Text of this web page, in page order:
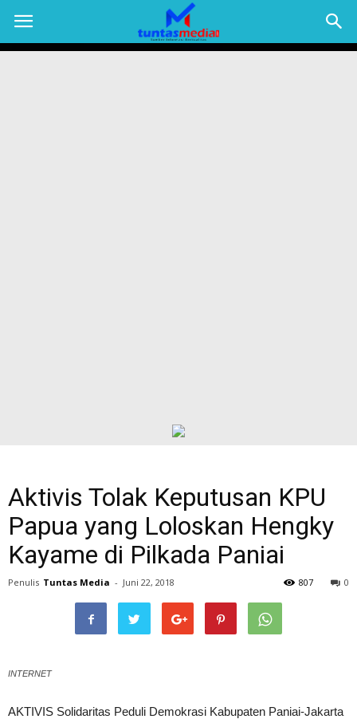
TUNTAS
Aktivis Tolak Keputusan KPU
Papua yang Loloskan Hengky
Kayame di Pilkada Paniai
Penulis Tuntas Media - Juni 22, 2018 0
807
INTERNET
AKTIVIS Solidaritas Peduli Demokrasi Kabupaten Paniai-Jakarta